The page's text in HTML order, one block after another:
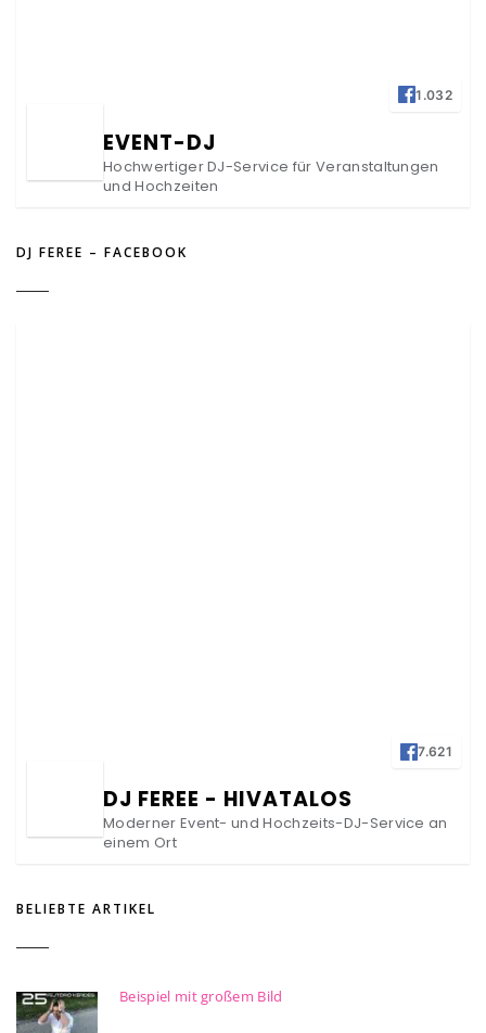
1.032
EVENT-DJ
Hochwertiger DJ-Service für Veranstaltungen
und Hochzeiten
DJ FEREE – FACEBOOK
7.621
DJ FEREE - HIVATALOS
Moderner Event- und Hochzeits-DJ-Service an
einem Ort
BELIEBTE ARTIKEL
Beispiel mit großem Bild